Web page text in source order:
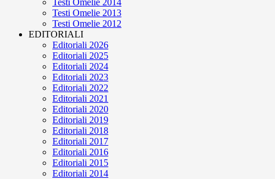
Testi Omelie 2014
Testi Omelie 2013
Testi Omelie 2012
EDITORIALI
Editoriali 2026
Editoriali 2025
Editoriali 2024
Editoriali 2023
Editoriali 2022
Editoriali 2021
Editoriali 2020
Editoriali 2019
Editoriali 2018
Editoriali 2017
Editoriali 2016
Editoriali 2015
Editoriali 2014